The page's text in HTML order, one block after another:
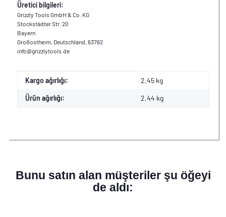
Üretici bilgileri:
Grizzly Tools GmbH & Co. KG
Stockstädter Str. 20
Bayern
Großostheim, Deutschland, 63762
info@grizzlytools.de
#productDetails.itemInformation#
#productDetails.itemValue#
Kargo ağırlığı: 2,45 kg
Ürün ağırlığı: 2,44 kg
Bunu satın alan müşteriler şu öğeyi
de aldı: